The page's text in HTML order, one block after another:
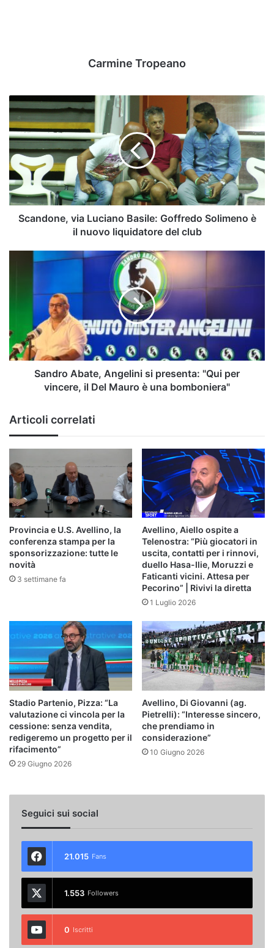
Carmine Tropeano
Scandone,
via
Luciano
Basile:
Goffredo
Solimeno
è
il
nuovo
liquidatore
Scandone, via Luciano Basile: Goffredo Solimeno è
il nuovo liquidatore del club
per
vincere,
il
bomboniera"
Sandro Abate, Angelini si presenta: "Qui per
vincere, il Del Mauro è una bomboniera"
Articoli correlati
Provincia e U.S. Avellino, la
conferenza stampa per la
sponsorizzazione: tutte le
novità
3 settimane fa
Avellino, Aiello ospite a
Telenostra: “Più giocatori in
uscita, contatti per i rinnovi,
duello Hasa-Ilie, Moruzzi e
Faticanti vicini. Attesa per
Pecorino” | Rivivi la diretta
1 Luglio 2026
Stadio Partenio, Pizza: “La
valutazione ci vincola per la
cessione: senza vendita,
redigeremo un progetto per il
rifacimento”
29 Giugno 2026
Avellino, Di Giovanni (ag.
Pietrelli): “Interesse sincero,
che prendiamo in
considerazione”
10 Giugno 2026
Seguici sui social
21.015 Fans
1.553 Followers
0 Iscritti